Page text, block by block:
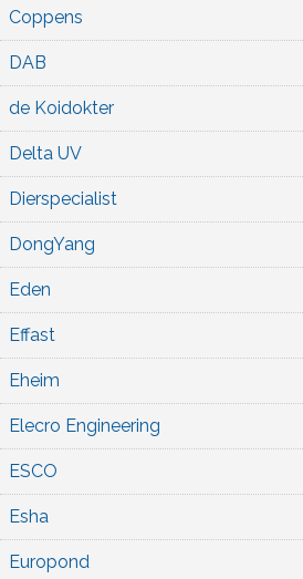
Coppens
DAB
de Koidokter
Delta UV
Dierspecialist
DongYang
Eden
Effast
Eheim
Elecro Engineering
ESCO
Esha
Europond